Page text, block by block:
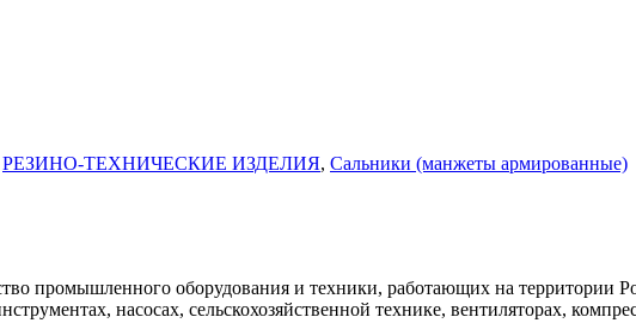
РЕЗИНО-ТЕХНИЧЕСКИЕ ИЗДЕЛИЯ, Сальники (манжеты армированные)
промышленного оборудования и техники, работающих на территории
насосах, сельскохозяйственной технике, вентиляторах,